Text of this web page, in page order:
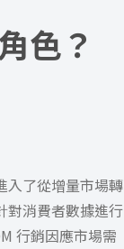
色？
入了從增量市場轉
對消費者數據進行
行銷因應市場需